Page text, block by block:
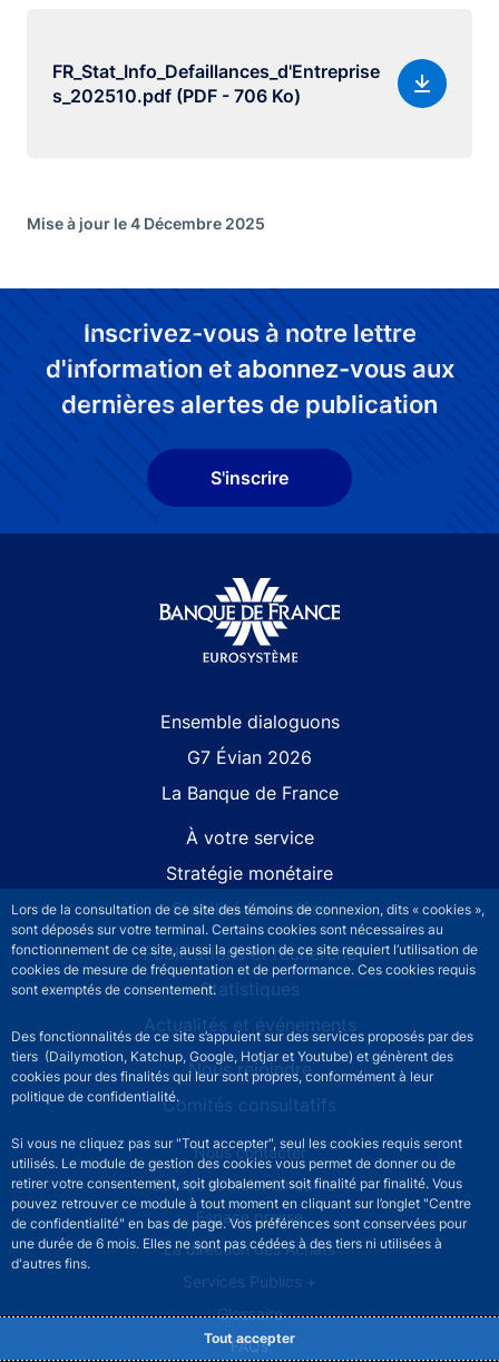
Lors de la consultation de ce site des témoins de connexion, dits « cookies »,
sont déposés sur votre terminal. Certains cookies sont nécessaires au
fonctionnement de ce site, aussi la gestion de ce site requiert l’utilisation de
cookies de mesure de fréquentation et de performance. Ces cookies requis
sont exemptés de consentement.
Des fonctionnalités de ce site s’appuient sur des services proposés par des
tiers (Dailymotion, Katchup, Google, Hotjar et Youtube) et génèrent des
cookies pour des finalités qui leur sont propres, conformément à leur
politique de confidentialité.
Si vous ne cliquez pas sur "Tout accepter", seul les cookies requis seront
utilisés. Le module de gestion des cookies vous permet de donner ou de
retirer votre consentement, soit globalement soit finalité par finalité. Vous
pouvez retrouver ce module à tout moment en cliquant sur l’onglet "Centre
de confidentialité" en bas de page. Vos préférences sont conservées pour
une durée de 6 mois. Elles ne sont pas cédées à des tiers ni utilisées à
d'autres fins.
Tout accepter
FR_Stat_Info_Defaillances_d'Entreprise
s_202510.pdf (PDF - 706 Ko)
Mise à jour le 4 Décembre 2025
Inscrivez-vous à notre lettre
d'information et abonnez-vous aux
dernières alertes de publication
S'inscrire
Ensemble dialoguons
G7 Évian 2026
La Banque de France
À votre service
Stratégie monétaire
Stabilité financière
Publications et recherche
Statistiques
Actualités et événements
Nous rejoindre
Comités consultatifs
Footer secondary menuNous contacter
Sourds et malentendants
Espace presse
La direction des Achats
Services Publics +
Glossaire
FAQs